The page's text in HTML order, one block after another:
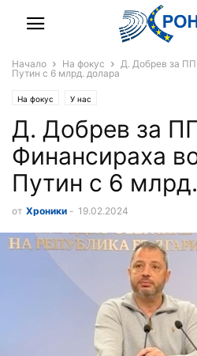
Начало На фокус
Д. Добрев за
Путин с 6 млрд. долара
На фокус У нас
Д. Добрев за
Финансираха
Путин с 6
от Хроники - 19.02.2024